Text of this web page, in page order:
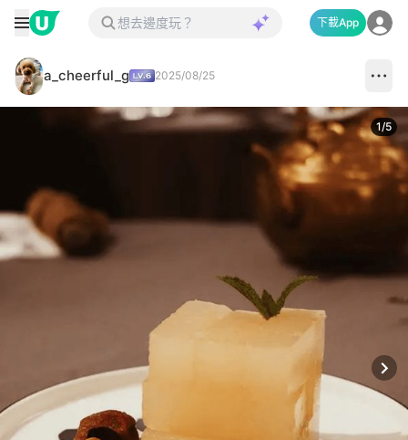
下載App
a_cheerful_g 2025/08/25
1/5